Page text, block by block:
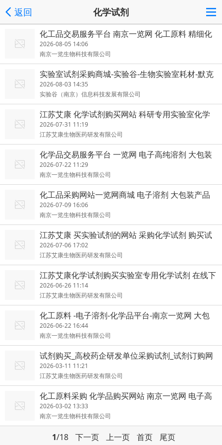
返回 化学试剂
化工品交易服务平台 南京一览网 化工原料 精细化
学品
2026-08-05 14:06
南京一览生物科技有限公司
实验室试剂采购商城-实验谷-生物实验室耗材-默克
代理
2026-08-03 14:35
实验谷（南京）信息科技发展有限公司
江苏艾康 化学试剂购买网站 科研专用实验室化学
试剂 艾康严选
2026-07-31 11:19
江苏艾康生物医药研发有限公司
化学品交易服务平台 一览网 电子高纯溶剂 大包装
产品
2026-07-22 11:29
南京一览生物科技有限公司
化工品采购网站一览网商城 电子溶剂 大包装产品
2026-07-09 16:06
南京一览生物科技有限公司
江苏艾康 买实验试剂的网站 采购化学试剂 购买试
剂 价格靠谱
2026-07-06 17:02
江苏艾康生物医药研发有限公司
江苏艾康化学试剂购买实验室专用化学试剂 在线下
单,当天发货
2026-06-26 11:14
江苏艾康生物医药研发有限公司
化工原料 -电子溶剂-化学品平台-南京一览网 大包
装产品
2026-06-22 16:44
南京一览生物科技有限公司
试剂购买_高校药企研发单位采购试剂_试剂订购网
站_江苏艾康
2026-03-11 11:21
江苏艾康生物医药研发有限公司
化工原料采购 化学品购买网站 南京一览网 电子高
纯溶剂
2026-03-02 13:33
南京一览生物科技有限公司
1/18 下一页 上一页 首页 尾页